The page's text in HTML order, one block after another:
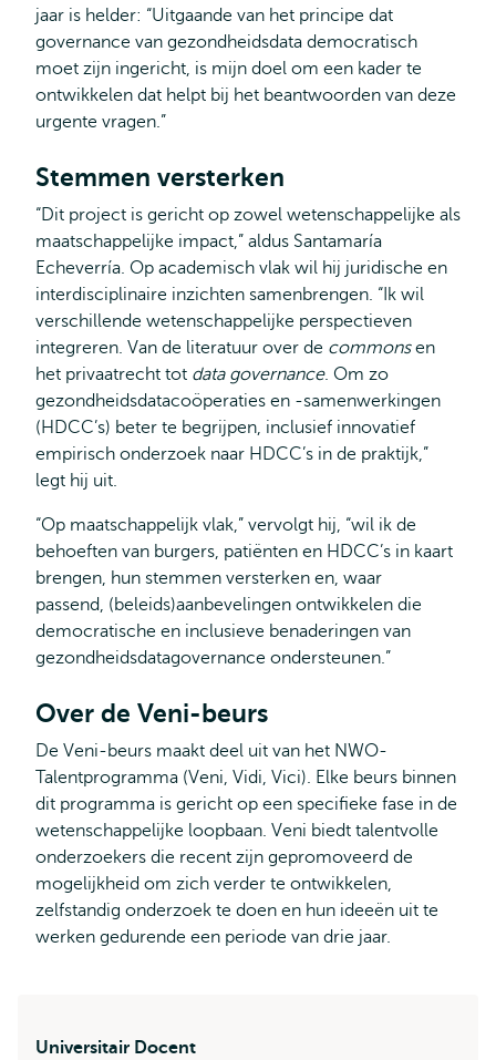
jaar is helder: “Uitgaande van het principe dat
governance van gezondheidsdata democratisch
moet zijn ingericht, is mijn doel om een kader te
ontwikkelen dat helpt bij het beantwoorden van deze
urgente vragen.”
Stemmen versterken
“Dit project is gericht op zowel wetenschappelijke als
maatschappelijke impact,” aldus Santamaría
Echeverría. Op academisch vlak wil hij juridische en
interdisciplinaire inzichten samenbrengen. “Ik wil
verschillende wetenschappelijke perspectieven
integreren. Van de literatuur over de commonsen
het privaatrecht tot data governance. Om zo
gezondheidsdatacoöperaties en -samenwerkingen
(HDCC’s) beter te begrijpen, inclusief innovatief
empirisch onderzoek naar HDCC’s in de praktijk,”
legt hij uit.
“Op maatschappelijk vlak,” vervolgt hij, “wil ik de
behoeften van burgers, patiënten en HDCC’s in kaart
brengen, hun stemmen versterken en, waar
passend, (beleids)aanbevelingen ontwikkelen die
democratische en inclusieve benaderingen van
gezondheidsdatagovernance ondersteunen.”
Over de Veni-beurs
De Veni-beurs maakt deel uit van het NWO-
Talentprogramma (Veni, Vidi, Vici). Elke beurs binnen
dit programma is gericht op een specifieke fase in de
wetenschappelijke loopbaan. Veni biedt talentvolle
onderzoekers die recent zijn gepromoveerd de
mogelijkheid om zich verder te ontwikkelen,
zelfstandig onderzoek te doen en hun ideeën uit te
werken gedurende een periode van drie jaar.
Universitair Docent